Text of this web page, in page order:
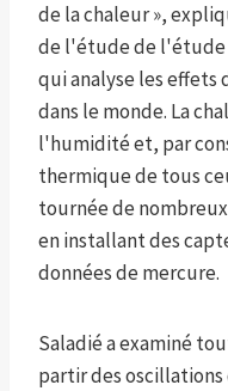
de la chaleur »,
de l'étude de l'étude
qui analyse les
dans le monde. La
l'humidité et, par
thermique de tous
tournée de
en installant des
données de mercure.
Saladié a examiné
partir des oscillations